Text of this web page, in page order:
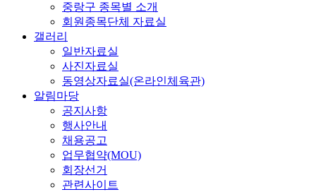
중랑구 종목별 소개
회원종목단체 자료실
갤러리
일반자료실
사진자료실
동영상자료실(온라인체육관)
알림마당
공지사항
행사안내
채용공고
업무협약(MOU)
회장선거
관련사이트